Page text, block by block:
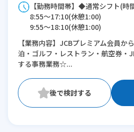
【勤務時間帯】◆通常シフト(時
8:55〜17:10(休憩1:00)
9:55〜18:10(休憩1:00)
※残業：0〜10時間程度/月
【業務内容】JCBプレミアム会員か
泊・ゴルフ・レストラン・航空券・
する事務業務☆...